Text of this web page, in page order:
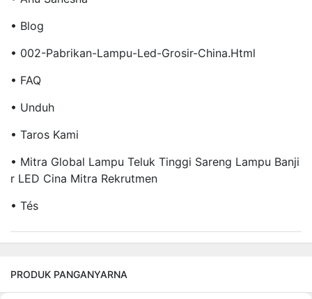
• Blog
• 002-Pabrikan-Lampu-Led-Grosir-China.html
• FAQ
• Unduh
• Taros Kami
• Mitra Global Lampu Teluk Tinggi Sareng Lampu Banji
R LED Cina Mitra Rekrutmen
• Tés
PRODUK PANGANYARNA